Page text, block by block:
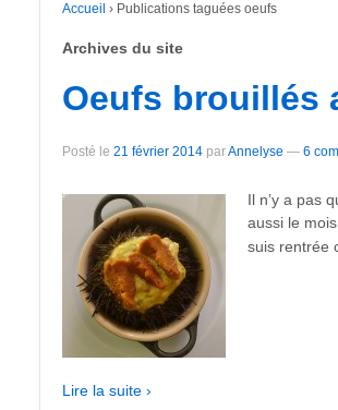
Accueil › Publications taguées oeufs
Archives du site
Oeufs brouillés
Posté le 21 février 2014 parAnnelyse — 6
Il n’y a pas
aussi le
suis rentrée
Lire la suite ›